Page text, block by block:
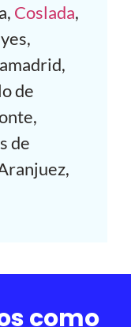
Coslada,
de
de
como